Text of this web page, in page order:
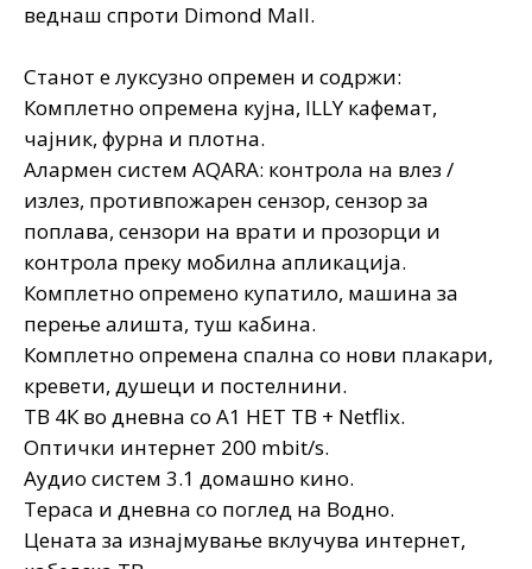
веднаш спроти Dimond Mall.
Станот е луксузно опремен и содржи:
Комплетно опремена кујна, ILLY кафемат,
чајник, фурна и плотна.
Алармен систем AQARA: контрола на влез /
излез, противпожарен сензор, сензор за
поплава, сензори на врати и прозорци и
контрола преку мобилна апликација.
Комплетно опремено купатило, машина за
перење алишта, туш кабина.
Комплетно опремена спална со нови плакари,
кревети, душеци и постелнини.
ТВ 4К во дневна со А1 НЕТ ТВ + Netflix.
Оптички интернет 200 mbit/s.
Аудио систем 3.1 домашно кино.
Тераса и дневна со поглед на Водно.
Цената за изнајмување вклучува интернет,